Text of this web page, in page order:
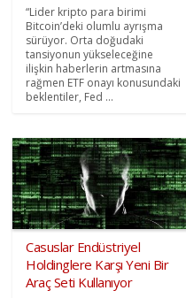
“Lider kripto para birimi
Bitcoin’deki olumlu ayrışma
sürüyor. Orta doğudaki
tansiyonun yükseleceğine
ilişkin haberlerin artmasına
rağmen ETF onayı konusundaki
beklentiler, Fed ...
Casuslar Endüstriyel
Holdinglere Karşı Yeni Bir
Araç Seti Kullanıyor